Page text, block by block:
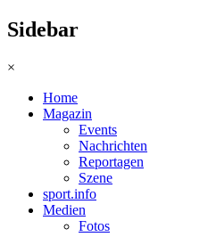
Sidebar
×
Home
Magazin
Events
Nachrichten
Reportagen
Szene
sport.info
Medien
Fotos